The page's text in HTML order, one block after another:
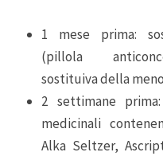
1 mese prima:
(pillola
sostituiva della
2 settimane
medicinali
Alka Seltzer,